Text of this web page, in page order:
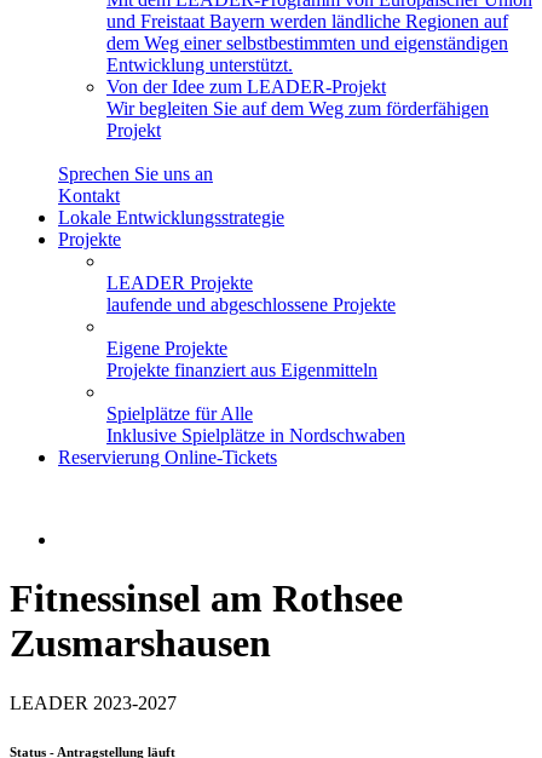
und Freistaat Bayern werden ländliche Regionen auf
dem Weg einer selbstbestimmten und eigenständigen
Entwicklung unterstützt.
Von der Idee zum LEADER-Projekt
Wir begleiten Sie auf dem Weg zum förderfähigen
Projekt
Sprechen Sie uns an
Kontakt
Lokale Entwicklungsstrategie
Projekte
LEADER Projekte
laufende und abgeschlossene Projekte
Eigene Projekte
Projekte finanziert aus Eigenmitteln
Spielplätze für Alle
Inklusive Spielplätze in Nordschwaben
Reservierung Online-Tickets
Fitnessinsel am Rothsee
Zusmarshausen
LEADER 2023-2027
Status - Antragstellung läuft